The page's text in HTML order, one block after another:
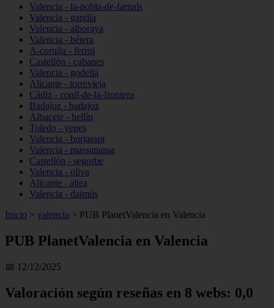
Valencia - la-pobla-de-farnals
Valencia - gandia
Valencia - alboraya
Valencia - bétera
A-coruña - ferrol
Castellón - cabanes
Valencia - godella
Alicante - torrevieja
Cádiz - conil-de-la-frontera
Badajoz - badajoz
Albacete - hellín
Toledo - yepes
Valencia - burjassot
Valencia - massanassa
Castellón - segorbe
Valencia - oliva
Alicante - altea
Valencia - daimús
Inicio > valencia > PUB PlanetValencia en Valencia
PUB PlanetValencia en Valencia
📅 12/12/2025
Valoración según reseñas en 8 webs: 0,0